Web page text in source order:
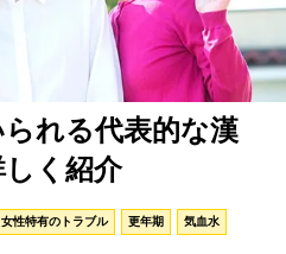
れる代表的な漢
く紹介
女性特有のトラブル 更年期 気血水